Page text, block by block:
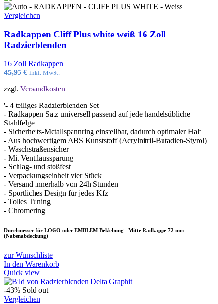
Vergleichen
Radkappen Cliff Plus white weiß 16 Zoll
Radzierblenden
16 Zoll Radkappen
45,95 € inkl. MwSt.
zzgl. Versandkosten
'- 4 teiliges Radzierblenden Set
- Radkappen Satz universell passend auf jede handelsübliche
Stahlfelge
- Sicherheits-Metallspannring einstellbar, dadurch optimaler Halt
- Aus hochwertigem ABS Kunststoff (Acrylnitril-Butadien-Styrol)
- Waschstraßensicher
- Mit Ventilaussparung
- Schlag- und stoßfest
- Verpackungseinheit vier Stück
- Versand innerhalb von 24h Stunden
- Sportliches Design für jedes Kfz
- Tolles Tuning
- Chromering
Durchmesser für LOGO oder EMBLEM Beklebung - Mitte Radkappe 72 mm
(Nabenabdeckung)
zur Wunschliste
In den Warenkorb
Quick view
-43% Sold out
Vergleichen